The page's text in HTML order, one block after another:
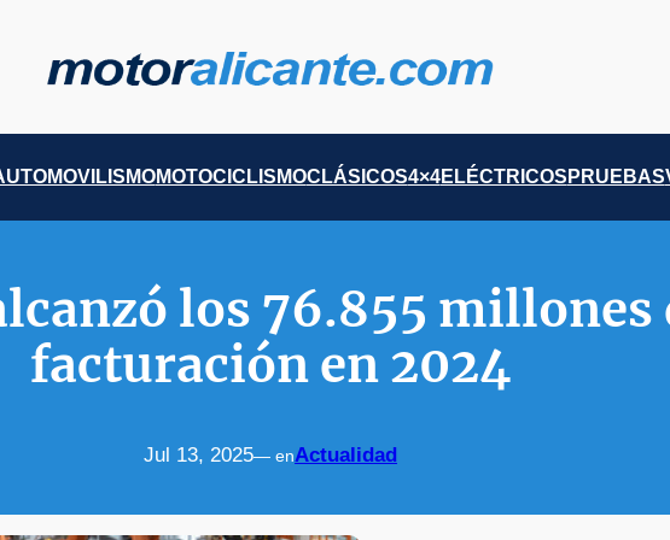
MOTOCICLISMOCLÁSICOS4×4ELÉCTRICOS PRUEBAS
los 76.855 millones
facturación en 2024
Jul 13, 2025— enActualidad